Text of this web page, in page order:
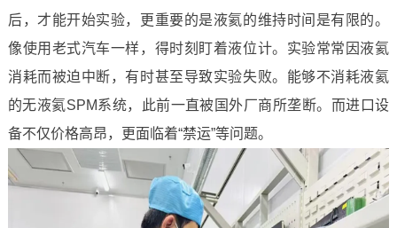
后，才能开始实验，更重要的是液氦的维持时间是有限的。
像使用老式汽车一样，得时刻盯着液位计。实验常常因液氦
消耗而被迫中断，有时甚至导致实验失败。能够不消耗液氦
的无液氦SPM系统，此前一直被国外厂商所垄断。而进口设
备不仅价格高昂，更面临着“禁运”等问题。